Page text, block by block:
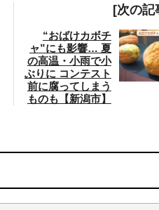
[次の記
“おばけカボチ
ャ”にも影響… 夏
の高温・小雨で小
ぶりに コンテスト
前に腐ってしまう
ものも【新潟市】